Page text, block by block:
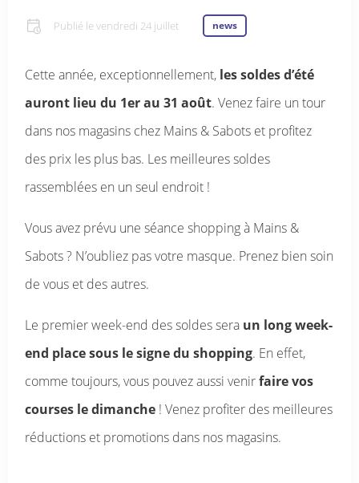
Publié le vendredi 24 juillet news
Cette année, exceptionnellement, les soldes d’été
auront lieu du 1er au 31 août. Venez faire un tour
dans nos magasins chez Mains & Sabots et profitez
des prix les plus bas. Les meilleures soldes
rassemblées en un seul endroit !
Vous avez prévu une séance shopping à Mains &
Sabots ? N’oubliez pas votre masque. Prenez bien soin
de vous et des autres.
Le premier week-end des soldes sera un long week-
end place sous le signe du shopping. En effet,
comme toujours, vous pouvez aussi venirfaire vos
courses le dimanche ! Venez profiter des meilleures
réductions et promotions dans nos magasins.